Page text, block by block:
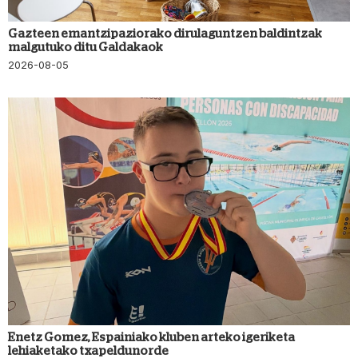
Gazteen emantzipaziorako dirulaguntzen baldintzak
malgutuko ditu Galdakaok
2026-08-05
Enetz Gomez, Espainiako kluben arteko igeriketa
lehiaketako txapeldunorde